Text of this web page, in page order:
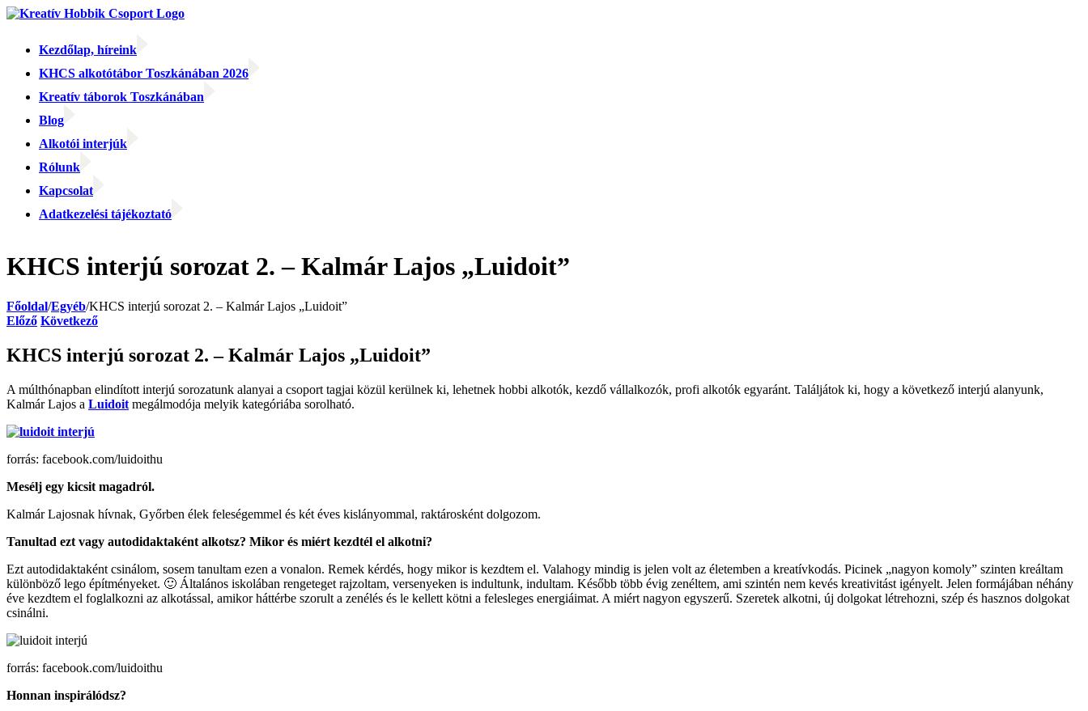
Kihagyás
Kezdőlap, híreink
KHCS alkotótábor Toszkánában 2026
Kreatív táborok Toszkánában
Blog
Alkotói interjúk
Rólunk
Kapcsolat
Adatkezelési tájékoztató
KHCS interjú sorozat 2. – Kalmár Lajos „Luidoit”
Főoldal/Egyéb/KHCS interjú sorozat 2. – Kalmár Lajos „Luidoit”
Előző Következő
KHCS interjú sorozat 2. – Kalmár Lajos „Luidoit”
A múlthónapban elindított interjú sorozatunk alanyai a csoport tagjai közül kerülnek ki, lehetnek hobbi alkotók, kezdő vállalkozók, profi alkotók egyaránt. Találjátok ki, hogy a következő interjú alanyunk,
Kalmár Lajos a Luidoit megálmodója melyik kategóriába sorolható.
forrás: facebook.com/luidoithu
Mesélj egy kicsit magadról.
Kalmár Lajosnak hívnak, Győrben élek feleségemmel és két éves kislányommal, raktárosként dolgozom.
Tanultad ezt vagy autodidaktaként alkotsz? Mikor és miért kezdtél el alkotni?
Ezt autodidaktaként csinálom, sosem tanultam ezen a vonalon. Remek kérdés, hogy mikor is kezdtem el. Valahogy mindig is jelen volt az életemben a kreatívkodás. Picinek „nagyon komoly” szinten kreáltam
különböző lego építményeket. 🙂 Általános iskolában rengeteget rajzoltam, versenyeken is indultunk, indultam. Később több évig zenéltem, ami szintén nem kevés kreativitást igényelt. Jelen formájában néhány
éve kezdtem el foglalkozni az alkotással, amikor háttérbe szorult a zenélés és le kellett kötni a felesleges energiáimat. A miért nagyon egyszerű. Szeretek alkotni, új dolgokat létrehozni, szép és hasznos dolgokat
csinálni.
forrás: facebook.com/luidoithu
Honnan inspirálódsz?